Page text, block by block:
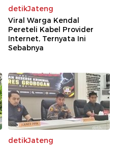
detikJateng
Viral Warga Kendal
Pereteli Kabel Provider
Internet, Ternyata Ini
Sebabnya
detikJateng